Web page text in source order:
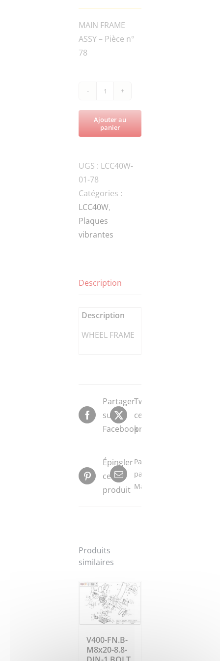
MAIN FRAME
ASSY – Pièce n°
78
quantité
de
LCC40W-
200200WHEEL
Ajouter au
panier
UGS : LCC40W-
01-78
Catégories :
LCC40W,
Plaques
vibrantes
Description
Description
WHEEL FRAME
Partager
sur
Facebook
Tweeter
ce
produit
Épingler
ce
produit
Partager
par
Mail
Produits
similaires
V400-FN.B-
M8x20-8.8-